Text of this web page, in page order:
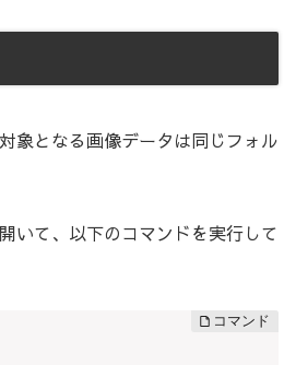
象となる画像データは同じフォル
いて、以下のコマンドを実行して